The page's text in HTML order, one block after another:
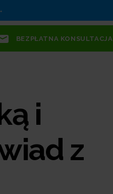
BEZPŁATNA KONSULTACJA
i
z